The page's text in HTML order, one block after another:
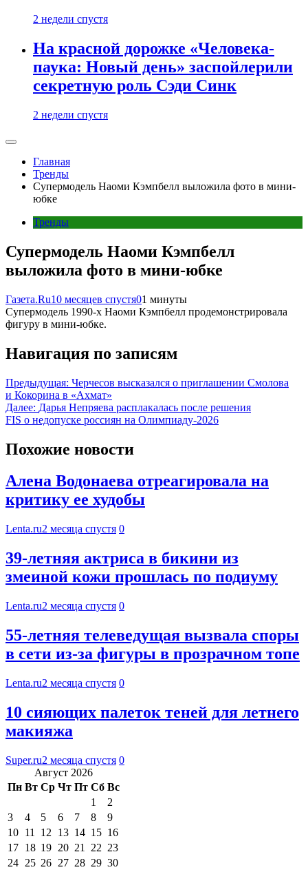
2 недели спустя
На красной дорожке «Человека-
паука: Новый день» заспойлерили
секретную роль Сэди Синк
2 недели спустя
Главная
Тренды
Супермодель Наоми Кэмпбелл выложила фото в мини-
юбке
Тренды
Супермодель Наоми Кэмпбелл
выложила фото в мини-юбке
Газета.Ru10 месяцев спустя01 минуты
Супермодель 1990-х Наоми Кэмпбелл продемонстрировала
фигуру в мини-юбке.
Навигация по записям
Предыдущая: Черчесов высказался о приглашении Смолова
и Кокорина в «Ахмат»
Далее: Дарья Непряева расплакалась после решения
FIS о недопуске россиян на Олимпиаду-2026
Похожие новости
Алена Водонаева отреагировала на
критику ее худобы
Lenta.ru2 месяца спустя 0
39-летняя актриса в бикини из
змеиной кожи прошлась по подиуму
Lenta.ru2 месяца спустя 0
55-летняя телеведущая вызвала споры
в сети из-за фигуры в прозрачном топе
Lenta.ru2 месяца спустя 0
10 сияющих палеток теней для летнего
макияжа
Super.ru2 месяца спустя 0
Август 2026
Пн Вт Ср Чт Пт Сб Вс
1
2
3
4 5 6 7 8
9
10 11 12 13 14 15 16
17 18 19 20 21 22 23
24 25 26 27 28 29 30